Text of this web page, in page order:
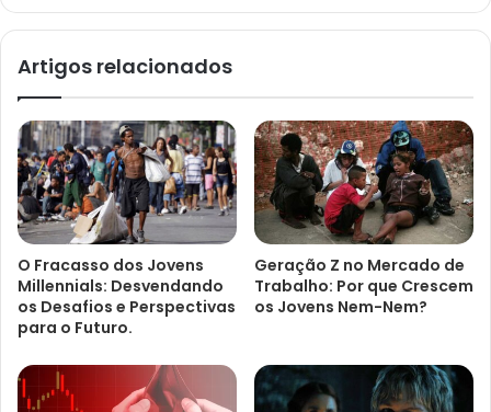
Artigos relacionados
O Fracasso dos Jovens
Millennials: Desvendando
os Desafios e Perspectivas
para o Futuro.
Geração Z no Mercado de
Trabalho: Por que Crescem
os Jovens Nem-Nem?